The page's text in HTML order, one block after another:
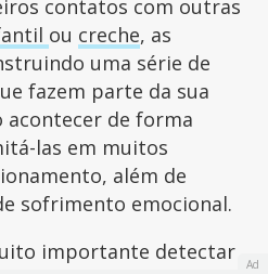
contatos com outras
ou creche, as
uma série de
fazem parte da sua
acontecer de forma
las em muitos
além de
sofrimento emocional.
importante detectar
Ad